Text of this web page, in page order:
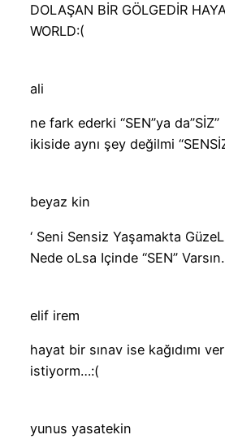
DOLAŞAN BİR GÖLGEDİR
WORLD:(
ali
ne fark ederki “SEN”ya da”SİZ”
ikiside aynı şey değilmi
beyaz kin
‘ Seni Sensiz Yaşamakta
Nede oLsa Içinde “SEN”
elif irem
hayat bir sınav ise kağıdımı
istiyorm…:(
yunus yasatekin